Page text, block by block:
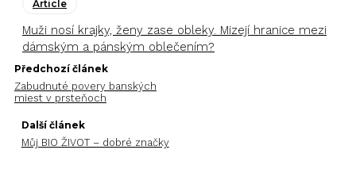
Article
Muži nosí krajky, ženy zase obleky. Mizejí hranice mezi
dámským a pánským oblečením?
Předchozí článek
Zabudnuté povery banských
miest v prsteňoch
Další článek
Můj BIO ŽIVOT – dobré značky